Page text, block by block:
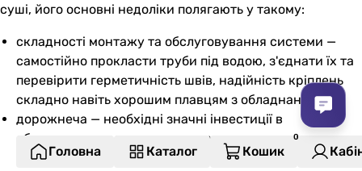
суші, його основні недоліки полягають у такому:
складності монтажу та обслуговування системи —
самостійно прокласти труби під водою, з'єднати їх та
перевірити герметичність швів, надійність кріплень
складно навіть хорошим плавцям з обладнанням;
дорожнеча — необхідні значні інвестиції в
обладнання, проєктування та монтаж системи.
Елементи мають бути стійкими до негативного впливу
Головна Каталог Кошик